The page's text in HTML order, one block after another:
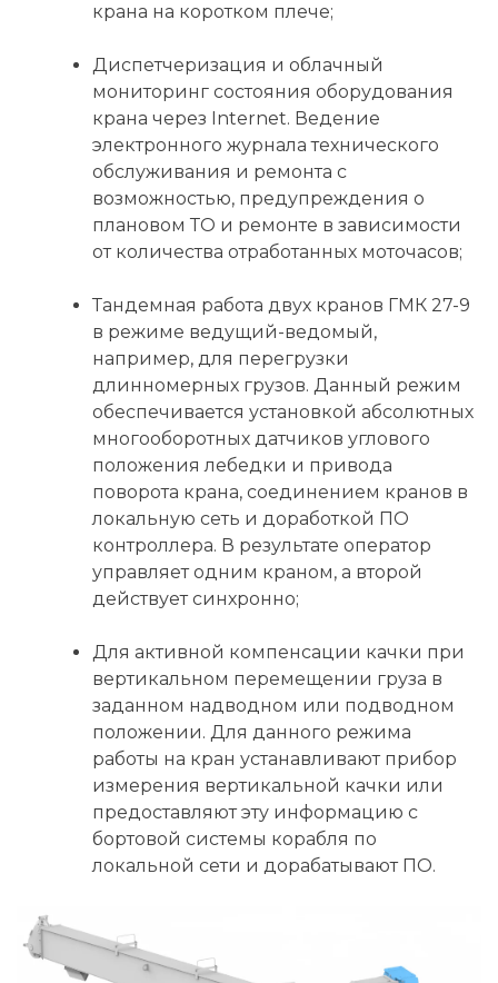
крана на коротком плече;
Диспетчеризация и облачный
мониторинг состояния оборудования
крана через Internet. Ведение
электронного журнала технического
обслуживания и ремонта с
возможностью, предупреждения о
плановом ТО и ремонте в зависимости
от количества отработанных моточасов;
Тандемная работа двух кранов ГМК 27-9
в режиме ведущий-ведомый,
например, для перегрузки
длинномерных грузов. Данный режим
обеспечивается установкой абсолютных
многооборотных датчиков углового
положения лебедки и привода
поворота крана, соединением кранов в
локальную сеть и доработкой ПО
контроллера. В результате оператор
управляет одним краном, а второй
действует синхронно;
Для активной компенсации качки при
вертикальном перемещении груза в
заданном надводном или подводном
положении. Для данного режима
работы на кран устанавливают прибор
измерения вертикальной качки или
предоставляют эту информацию с
бортовой системы корабля по
локальной сети и дорабатывают ПО.